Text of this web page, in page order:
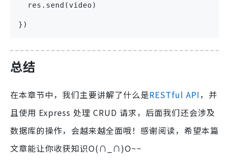
  res.send(video)
})
总结
在本章节中，我们主要讲解了什么是RESTful API，并
且使用 Express 处理 CRUD 请求，后面我们还会涉及
数据库的操作，会越来越全面哦！感谢阅读，希望本篇
文章能让你收获知识O(∩_∩)O~~